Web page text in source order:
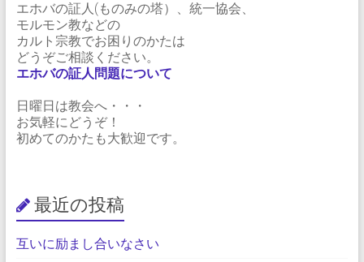
エホバの証人(ものみの塔）、統一協会、
モルモン教などの
カルト宗教でお困りのかたは
どうぞご相談ください。
エホバの証人問題について
日曜日は教会へ・・・
お気軽にどうぞ！
初めてのかたも大歓迎です。
最近の投稿
互いに励まし合いなさい